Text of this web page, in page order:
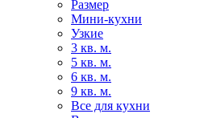
Размер
Мини-кухни
Узкие
3 кв. м.
5 кв. м.
6 кв. м.
9 кв. м.
Все для кухни